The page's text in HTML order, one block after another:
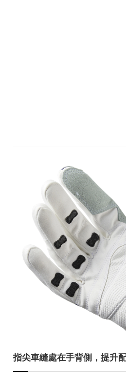
指尖車縫處在手背側，提升